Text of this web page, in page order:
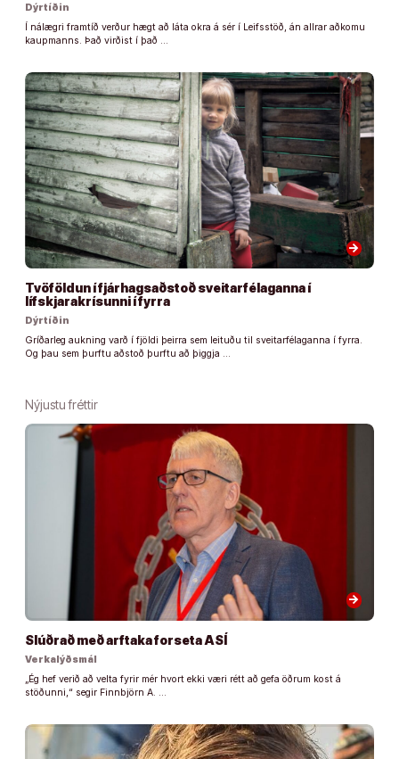
Dýrtíðin
Í nálægri framtíð verður hægt að láta okra á sér í Leifsstöð, án allrar aðkomu
kaupmanns. Það virðist í það …
arrow_forward
Tvöföldun í fjárhagsaðstoð sveitarfélaganna í
lífskjarakrísunni í fyrra
Dýrtíðin
Gríðarleg aukning varð í fjöldi þeirra sem leituðu til sveitarfélaganna í fyrra.
Og þau sem þurftu aðstoð þurftu að þiggja …
Nýjustu fréttir
arrow_forward
Slúðrað með arftaka forseta ASÍ
Verkalýðsmál
„Ég hef verið að velta fyrir mér hvort ekki væri rétt að gefa öðrum kost á
stöðunni,“ segir Finnbjörn A. …